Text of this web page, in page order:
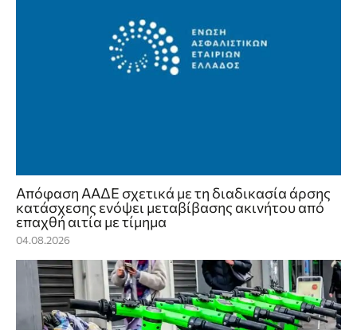
Απόφαση ΑΑΔΕ σχετικά με τη διαδικασία άρσης
κατάσχεσης ενόψει μεταβίβασης ακινήτου από
επαχθή αιτία με τίμημα
04.08.2026